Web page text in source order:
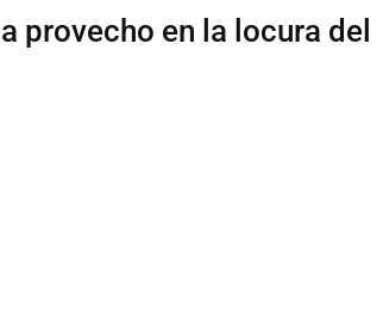
provecho en la locura del